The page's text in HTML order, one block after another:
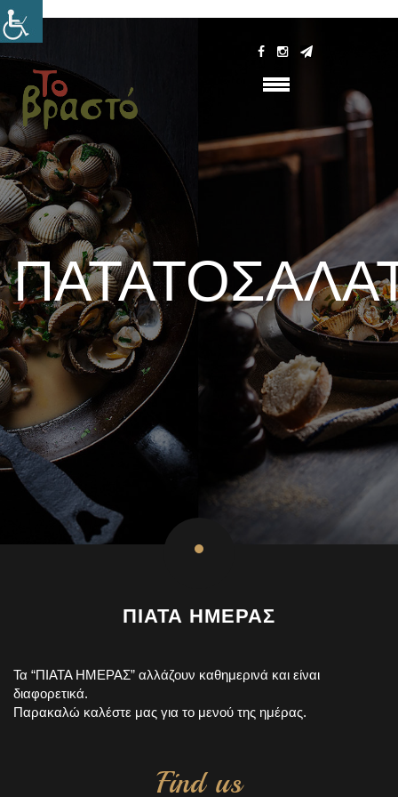
ΠΙΑΤΑ ΗΜΕΡΑΣ
Τα “ΠΙΑΤΑ ΗΜΕΡΑΣ” αλλάζουν καθημερινά και είναι
διαφορετικά.
Παρακαλώ καλέστε μας για το μενού της ημέρας.
Find us